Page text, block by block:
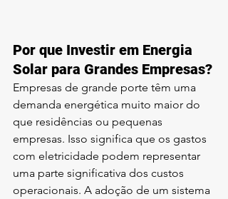
Por que Investir em Energia
Solar para Grandes Empresas?
Empresas de grande porte têm uma
demanda energética muito maior do
que residências ou pequenas
empresas. Isso significa que os gastos
com eletricidade podem representar
uma parte significativa dos custos
operacionais. A adoção de um sistema